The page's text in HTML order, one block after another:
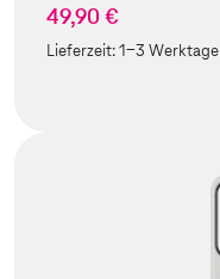
49,90 €
Lieferzeit:1-3 Werktage